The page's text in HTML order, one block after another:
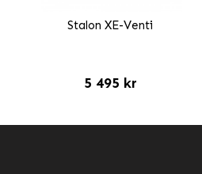
Stalon XE-Venti
5 495 kr